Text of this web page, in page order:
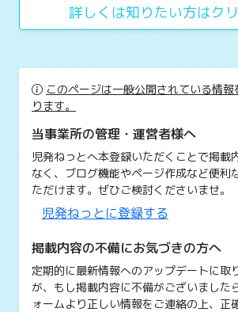
詳しくは知りたい方はク
このページは一般公開されている情
ります。
当事業所の管理・運営者様へ
児発ねっとへ本登録いただくことで掲載
なく、ブログ機能やページ作成など便利
ただけます。ぜひご検討くださいませ。
児発ねっとに登録する
掲載内容の不備にお気づきの方へ
定期的に最新情報へのアップデートに取
が、もし掲載内容に不備がございました
ォームより正しい情報をご連絡の上、正